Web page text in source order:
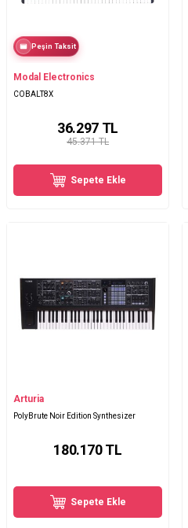
Peşin Taksit
Modal Electronics
COBALT8X
45.371 TL
36.297TL
Sepete Ekle
Arturia
PolyBrute Noir Edition Synthesizer
180.170TL
Sepete Ekle